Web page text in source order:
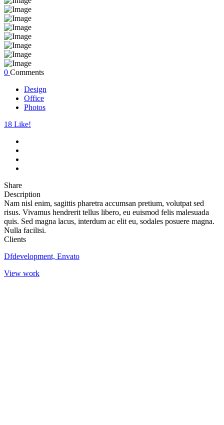
0 Comments
Design
Office
Photos
18 Like!
Share
Description
Nam nisl enim, sagittis pharetra accumsan pretium, volutpat sed
risus. Vivamus hendrerit tellus libero, eu euismod felis malesuada
quis. Sed magna lacus, interdum ac elit eu, sodales posuere magna.
Nulla facilisi.
Clients
Dfdevelopment, Envato
View work